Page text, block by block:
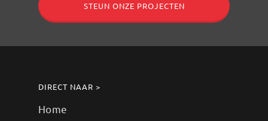
STEUN ONZE PROJECTEN
DIRECT NAAR >
Home